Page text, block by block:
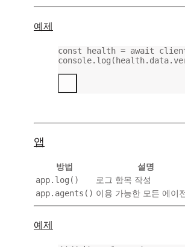
예제
const health = await
console. log
앱
방법 설명
app.log() 로그 항목 작성
app.agents() 이용 가능한 모든 에이
예제